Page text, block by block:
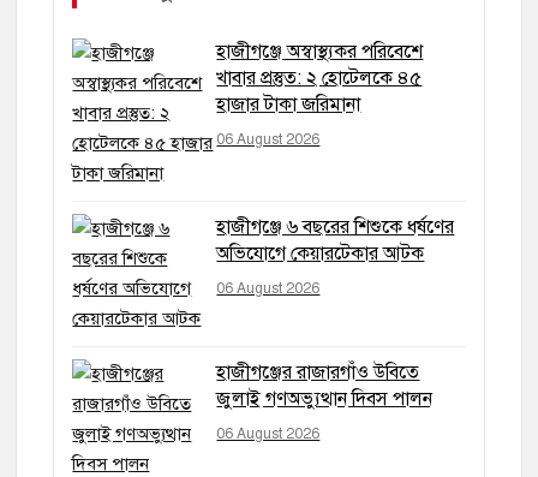
হাজীগঞ্জে অস্বাস্থ্যকর পরিবেশে
খাবার প্রস্তুত: ২ হোটেলকে ৪৫
হাজার টাকা জরিমানা
06 August 2026
হাজীগঞ্জে ৬ বছরের শিশুকে ধর্ষণের
অভিযোগে কেয়ারটেকার আটক
06 August 2026
হাজীগঞ্জের রাজারগাঁও উবিতে
জুলাই গণঅভ্যুত্থান দিবস পালন
06 August 2026